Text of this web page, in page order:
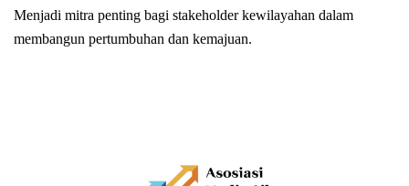
Menjadi mitra penting bagi stakeholder kewilayahan dalam
membangun pertumbuhan dan kemajuan.